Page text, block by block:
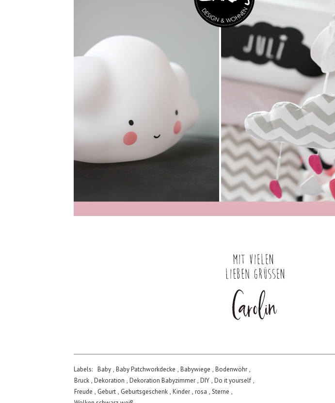
Labels: Baby , Baby Patchworkdecke , Babywiege , Bodenwöhr ,
Bruck , Dekoration , Dekoration Babyzimmer , DIY , Do it yourself ,
Freude , Geburt , Geburtsgeschenk , Kinder , rosa , Sterne ,